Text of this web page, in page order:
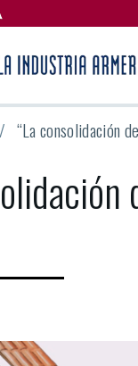
“La consolidación